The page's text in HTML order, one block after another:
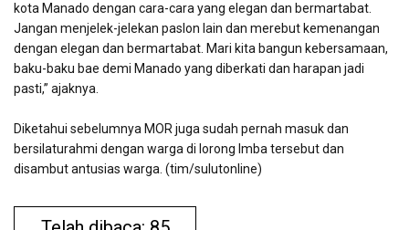
kota Manado dengan cara-cara yang elegan dan bermartabat.
Jangan menjelek-jelekan paslon lain dan merebut kemenangan
dengan elegan dan bermartabat. Mari kita bangun kebersamaan,
baku-baku bae demi Manado yang diberkati dan harapan jadi
pasti,” ajaknya.
Diketahui sebelumnya MOR juga sudah pernah masuk dan
bersilaturahmi dengan warga di lorong Imba tersebut dan
disambut antusias warga. (tim/sulutonline)